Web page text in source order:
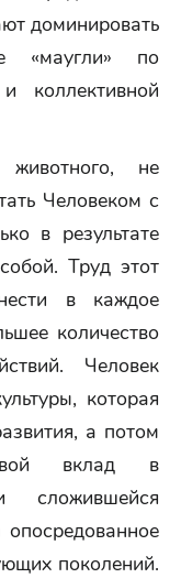
доминировать
«маугли» по
коллективной
не
Человеком с
в результате
Труд этот
в каждое
количество
Человек
которая
а потом
вклад в
сложившейся
поколений.